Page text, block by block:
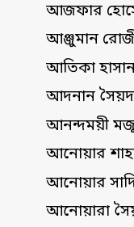
আজফার
আঞ্জুমান
আতিকা
আদনান
আনন্দময়ী
আনোয়ার
আনোয়ার
আনোয়ারা